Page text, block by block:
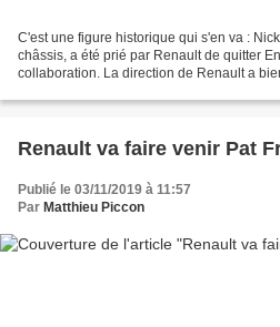
C'est une figure historique qui s'en va :
châssis, a été prié par Renault de quitter
collaboration. La direction de Renault a
Renault va faire venir Pat
Publié le 03/11/2019 à 11:57
Par Matthieu Piccon